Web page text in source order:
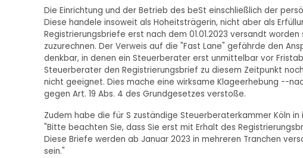
Die Einrichtung und der Betrieb des beSt einschließlich der
Diese handele insoweit als Hoheitsträgerin, nicht aber als
Registrierungsbriefe erst nach dem 01.01.2023 versandt
zuzurechnen. Der Verweis auf die "Fast Lane" gefährde den
denkbar, in denen ein Steuerberater erst unmittelbar vor
Steuerberater den Registrierungsbrief zu diesem Zeitpunkt
nicht geeignet. Dies mache eine wirksame Klageerhebung --
gegen Art. 19 Abs. 4 des Grundgesetzes verstoße.
Zudem habe die für S zuständige Steuerberaterkammer Köln
"Bitte beachten Sie, dass Sie erst mit Erhalt des
Diese Briefe werden ab Januar 2023 in mehreren Tranchen
sein."